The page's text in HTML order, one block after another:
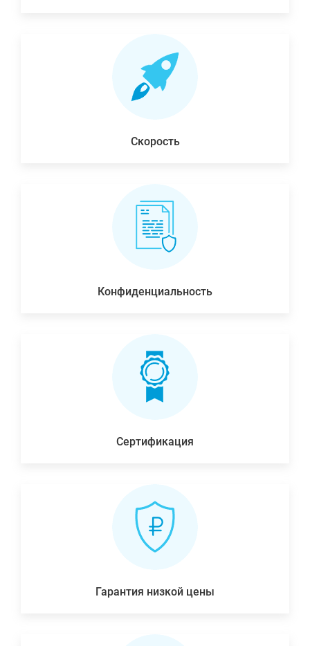
Скорость
Конфиденциальность
Сертификация
Гарантия низкой цены